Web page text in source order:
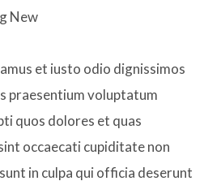
New
et iusto odio dignissimos
praesentium voluptatum
quos dolores et quas
occaecati cupiditate non
in culpa qui officia deserunt